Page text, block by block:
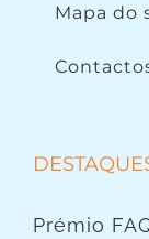
Mapa do
Prémio